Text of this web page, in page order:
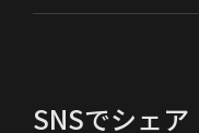
SNSでシェア